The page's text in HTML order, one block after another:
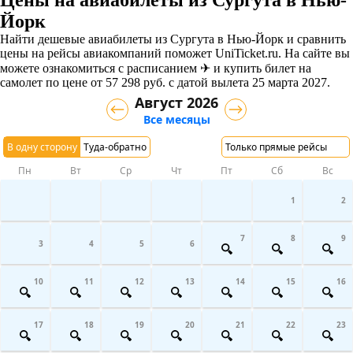
Йорк
Найти дешевые авиабилеты из Сургута в Нью-Йорк и сравнить
цены на рейсы авиакомпаний поможет UniTicket.ru. На сайте вы
можете ознакомиться с расписанием ✈ и купить билет на
самолет по цене от 57 298 руб. с датой вылета 25 марта 2027.
В одну сторону Туда-обратно Только прямые рейсы
Август 2026
Все месяцы
Пн Вт Ср Чт Пт Сб Вс
1 2
3 4 5 6 7 8 9
10 11 12 13 14 15 16
17 18 19 20 21 22 23